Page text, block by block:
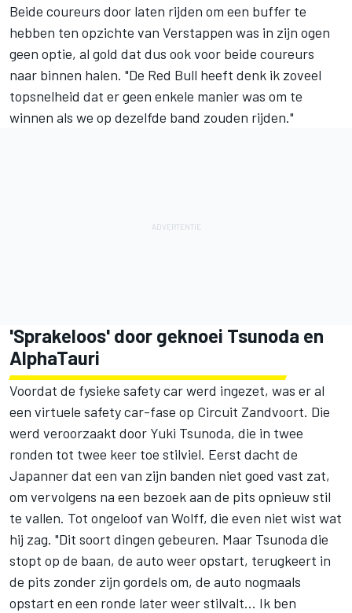
Beide coureurs door laten rijden om een buffer te
hebben ten opzichte van Verstappen was in zijn ogen
geen optie, al gold dat dus ook voor beide coureurs
naar binnen halen. "De Red Bull heeft denk ik zoveel
topsnelheid dat er geen enkele manier was om te
winnen als we op dezelfde band zouden rijden."
'Sprakeloos' door geknoei Tsunoda en
AlphaTauri
Voordat de fysieke safety car werd ingezet, was er al
een virtuele safety car-fase op Circuit Zandvoort. Die
werd veroorzaakt door Yuki Tsunoda, die in twee
ronden tot twee keer toe stilviel. Eerst dacht de
Japanner dat een van zijn banden niet goed vast zat,
om vervolgens na een bezoek aan de pits opnieuw stil
te vallen. Tot ongeloof van Wolff, die even niet wist wat
hij zag. "Dit soort dingen gebeuren. Maar Tsunoda die
stopt op de baan, de auto weer opstart, terugkeert in
de pits zonder zijn gordels om, de auto nogmaals
opstart en een ronde later weer stilvalt... Ik ben